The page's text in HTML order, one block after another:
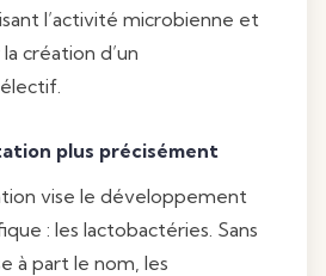
l’activité microbienne et
création d’un
plus précisément
vise le développement
: les lactobactéries. Sans
à part le nom, les